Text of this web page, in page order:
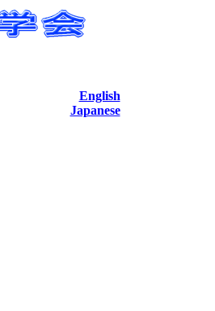
English
Japanese